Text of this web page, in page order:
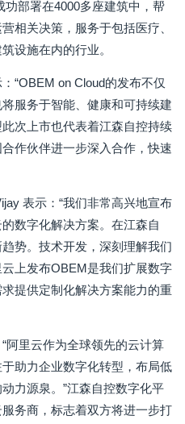
部署在4000多座建筑中，帮
相关决策，服务于包括医疗、
设施在内的行业。
“OBEM on Cloud的发布不仅
服务于智能、健康和可持续建
次上市也代表着江森自控持续
作伙伴进一步深入合作，快速
表示：“我们非常高兴地宣布
数字化解决方案。在江森自
势。技术开发，深刻理解我们
上发布OBEM是我们扩展数字
提供定制化解决方案能力的重
阿里云作为全球领先的云计算
助力企业数字化转型，布局低
力源泉。”江森自控数字化平
务商，标志着双方将进一步打